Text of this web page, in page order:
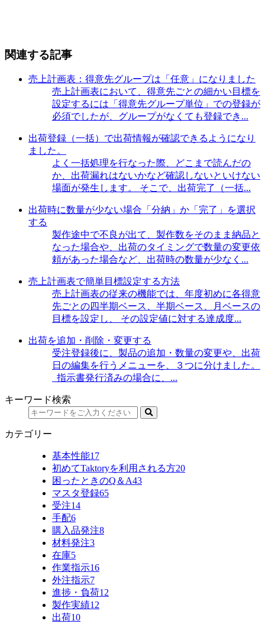
関連する記事
売上計画表：得意先グループは「任意」になりました
売上計画表において、得意先ごとの細かい目標を
設定するには「得意先グループ単位」での登録が
必須でしたが、グループがなくても登録でき...
出荷登録（一括）で出荷情報が確認できるようになり
ました。
よく一括処理を行なった際、どこまで読んだの
か、出荷漏れはないかなど確認しないといけない
場面が発生します。 そこで、出荷完了（一括...
出荷時に数量が少ない場合「分納」か「完了」を選択
する
製作途中で不良が出て、製作数をそのまま納品と
なった場合や、出荷のタイミングで数量の変更依
頼があった場合など、出荷時の数量が少なく...
売上計画表で簡単目標設定する方法
売上計画表の従来の機能では、年度初めに各得意
先ごとの四半期ベース、半期ベース、月ベースの
目標を設定し、 その設定値に対する達成度...
出荷を追加・削除・変更する
受注登録後に、製品の追加・数量の変更や、出荷
日の編集を行うメニューを、３つに分けました。
指示書発行済みの場合に、...
キーワード検索
カテゴリー
基本性能17
初めてTaktoryを利用される方20
困ったときのQ＆A43
マスタ登録65
受注14
手配6
購入品発注8
材料発注3
在庫5
作業指示16
外注指示7
進捗・負荷12
製作実績12
出荷10